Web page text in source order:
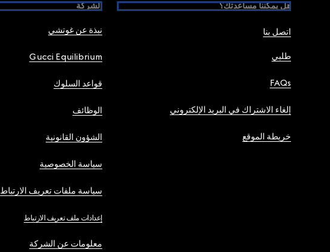
هل يمكننا مساعدتك؟
اتصل بنا
طلبي
FAQs
إلغاء الاشتراك في البريد الإلكتروني
خريطة الموقع
الشركة
نبذة عن غوتشي
Gucci Equilibrium
قواعد السلوك
الوظائف
الشؤون القانونية
سياسة الخصوصية
سياسة ملفات تعريف الارتباط
إعدادات ملف تعريف الارتباط
معلومات عن الشركة